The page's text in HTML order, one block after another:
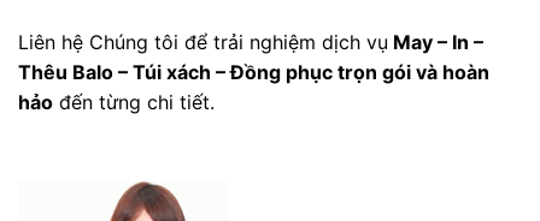
Liên hệ Chúng tôi để trải nghiệm dịch vụ May – In –
Thêu Balo – Túi xách – Đồng phục trọn gói và hoàn
hảo đến từng chi tiết.